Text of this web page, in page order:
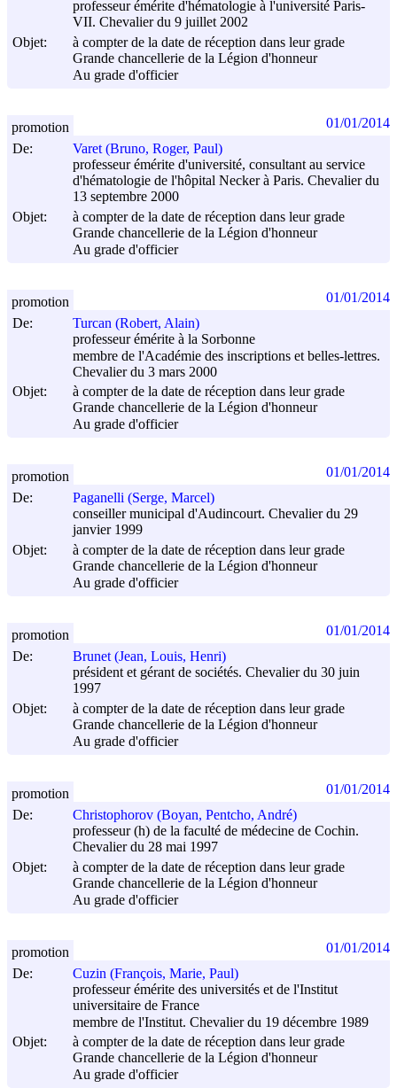
professeur émérite d'hématologie à l'université Paris-
VII. Chevalier du 9 juillet 2002
Objet:
à compter de la date de réception dans leur grade
Grande chancellerie de la Légion d'honneur
Au grade d'officier
De:
Varet (Bruno, Roger, Paul)
professeur émérite d'université, consultant au service
d'hématologie de l'hôpital Necker à Paris. Chevalier du
13 septembre 2000
Objet:
à compter de la date de réception dans leur grade
Grande chancellerie de la Légion d'honneur
Au grade d'officier
promotion 01/01/2014
De:
Turcan (Robert, Alain)
professeur émérite à la Sorbonne
membre de l'Académie des inscriptions et belles-lettres.
Chevalier du 3 mars 2000
Objet:
à compter de la date de réception dans leur grade
Grande chancellerie de la Légion d'honneur
Au grade d'officier
promotion 01/01/2014
De:
Paganelli (Serge, Marcel)
conseiller municipal d'Audincourt. Chevalier du 29
janvier 1999
Objet:
à compter de la date de réception dans leur grade
Grande chancellerie de la Légion d'honneur
Au grade d'officier
promotion 01/01/2014
De:
Brunet (Jean, Louis, Henri)
président et gérant de sociétés. Chevalier du 30 juin
1997
Objet:
à compter de la date de réception dans leur grade
Grande chancellerie de la Légion d'honneur
Au grade d'officier
promotion 01/01/2014
De:
Christophorov (Boyan, Pentcho, André)
professeur (h) de la faculté de médecine de Cochin.
Chevalier du 28 mai 1997
Objet:
à compter de la date de réception dans leur grade
Grande chancellerie de la Légion d'honneur
Au grade d'officier
promotion 01/01/2014
De:
Cuzin (François, Marie, Paul)
professeur émérite des universités et de l'Institut
universitaire de France
membre de l'Institut. Chevalier du 19 décembre 1989
Objet:
à compter de la date de réception dans leur grade
Grande chancellerie de la Légion d'honneur
Au grade d'officier
promotion 01/01/2014